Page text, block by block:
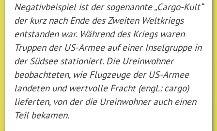
Negativbeispiel ist der sogenannte „Cargo-Kult“
der kurz nach Ende des Zweiten Weltkriegs
entstanden war. Während des Kriegs waren
Truppen der US-Armee auf einer Inselgruppe in
der Südsee stationiert. Die Ureinwohner
beobachteten, wie Flugzeuge der US-Armee
landeten und wertvolle Fracht (engl.: cargo)
lieferten, von der die Ureinwohner auch einen
Teil bekamen.